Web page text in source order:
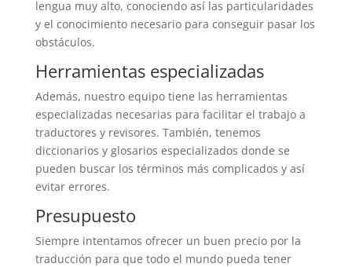
lengua muy alto, conociendo así las particularidades
y el conocimiento necesario para conseguir pasar los
obstáculos.
Herramientas especializadas
Además, nuestro equipo tiene las herramientas
especializadas necesarias para facilitar el trabajo a
traductores y revisores. También, tenemos
diccionarios y glosarios especializados donde se
pueden buscar los términos más complicados y así
evitar errores.
Presupuesto
Siempre intentamos ofrecer un buen precio por la
traducción para que todo el mundo pueda tener